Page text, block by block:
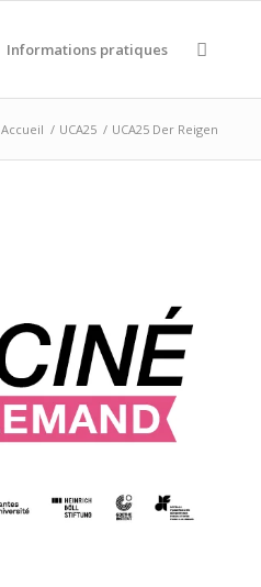
Informations pratiques
Accueil / UCA25 / UCA25 Der Reigen